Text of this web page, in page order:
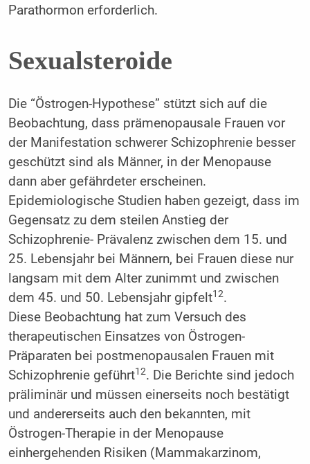
Parathormon erforderlich.
Sexualsteroide
Die “Östrogen-Hypothese” stützt sich auf die
Beobachtung, dass prämenopausale Frauen vor
der Manifestation schwerer Schizophrenie besser
geschützt sind als Männer, in der Menopause
dann aber gefährdeter erscheinen.
Epidemiologische Studien haben gezeigt, dass im
Gegensatz zu dem steilen Anstieg der
Schizophrenie- Prävalenz zwischen dem 15. und
25. Lebensjahr bei Männern, bei Frauen diese nur
langsam mit dem Alter zunimmt und zwischen
dem 45. und 50. Lebensjahr gipfelt12.
Diese Beobachtung hat zum Versuch des
therapeutischen Einsatzes von Östrogen-
Präparaten bei postmenopausalen Frauen mit
Schizophrenie geführt12. Die Berichte sind jedoch
präliminär und müssen einerseits noch bestätigt
und andererseits auch den bekannten, mit
Östrogen-Therapie in der Menopause
einhergehenden Risiken (Mammakarzinom,